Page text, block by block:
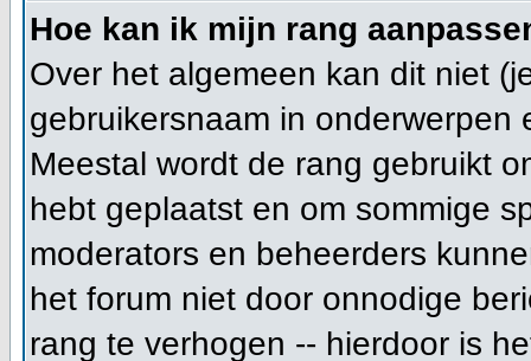
Hoe kan ik mijn rang
Over het algemeen kan dit niet
gebruikersnaam in
Meestal wordt de rang gebruikt
hebt geplaatst en om sommige
moderators en beheerders
het forum niet door onnodige
rang te verhogen -- hierdoor is